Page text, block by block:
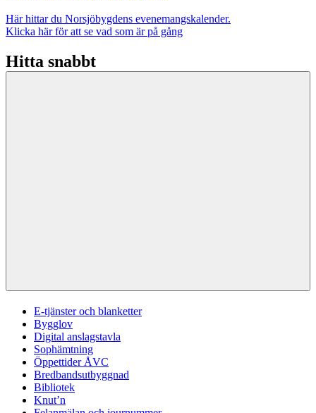
Här hittar du Norsjöbygdens evenemangskalender.
Klicka här för att se vad som är på gång
Hitta snabbt
E-tjänster och blanketter
Bygglov
Digital anslagstavla
Sophämtning
Öppettider ÅVC
Bredbandsutbyggnad
Bibliotek
Knut’n